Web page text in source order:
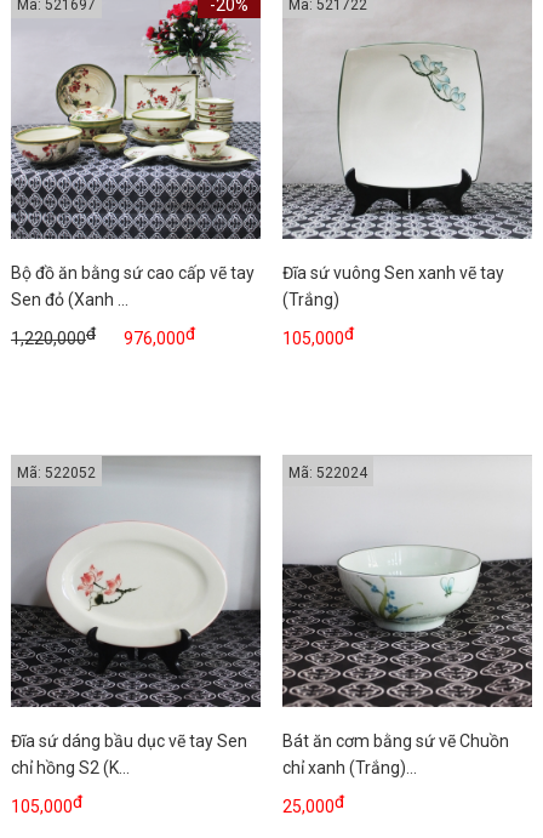
Bộ đồ ăn bằng sứ cao cấp vẽ tay
Sen đỏ (Xanh ...
1,220,000đ 976,000đ
-20%
Mã: 521697
Đĩa sứ vuông Sen xanh vẽ tay
(Trắng)
105,000đ
Mã: 521722
Đĩa sứ dáng bầu dục vẽ tay Sen
chỉ hồng S2 (K...
105,000đ
Mã: 522052
Bát ăn cơm bằng sứ vẽ Chuồn
chỉ xanh (Trắng)...
25,000đ
Mã: 522024